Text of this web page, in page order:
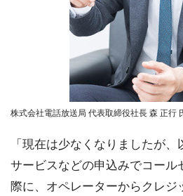
株式会社電話放送局 代表取締役社長 森 正行
「現在は少なくなりましたが
サービスなどの申込みでコール
際に、オペレーターからクレジ